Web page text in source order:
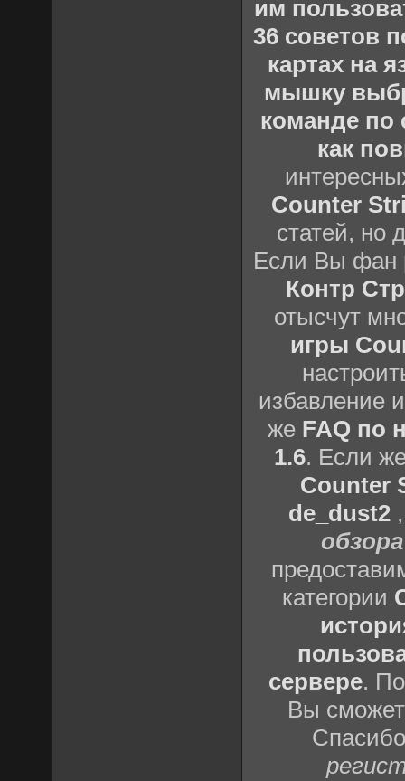
им
36 советов
картах на
мышку
команде по
как
Counter
статей, но
Если Вы фан
Контр
отысчут
игры
избавление
же FAQ по
1.6. Если
Counter
de_dust2
категории
сервере.
Вы